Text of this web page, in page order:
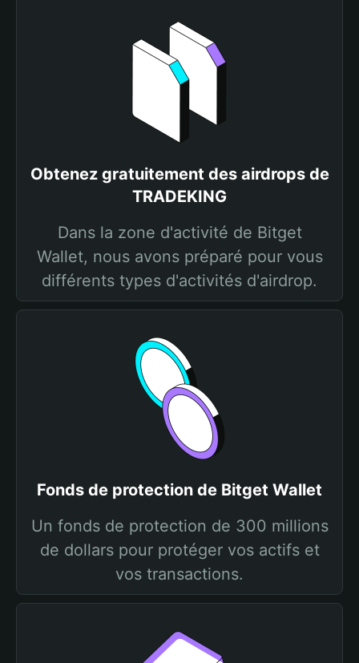
Obtenez gratuitement des airdrops de
TRADEKING
Dans la zone d'activité de Bitget
Wallet, nous avons préparé pour vous
différents types d'activités d'airdrop.
Fonds de protection de Bitget Wallet
Un fonds de protection de 300 millions
de dollars pour protéger vos actifs et
vos transactions.